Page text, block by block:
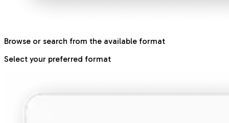
Browse or search from the available format
Select your preferred format